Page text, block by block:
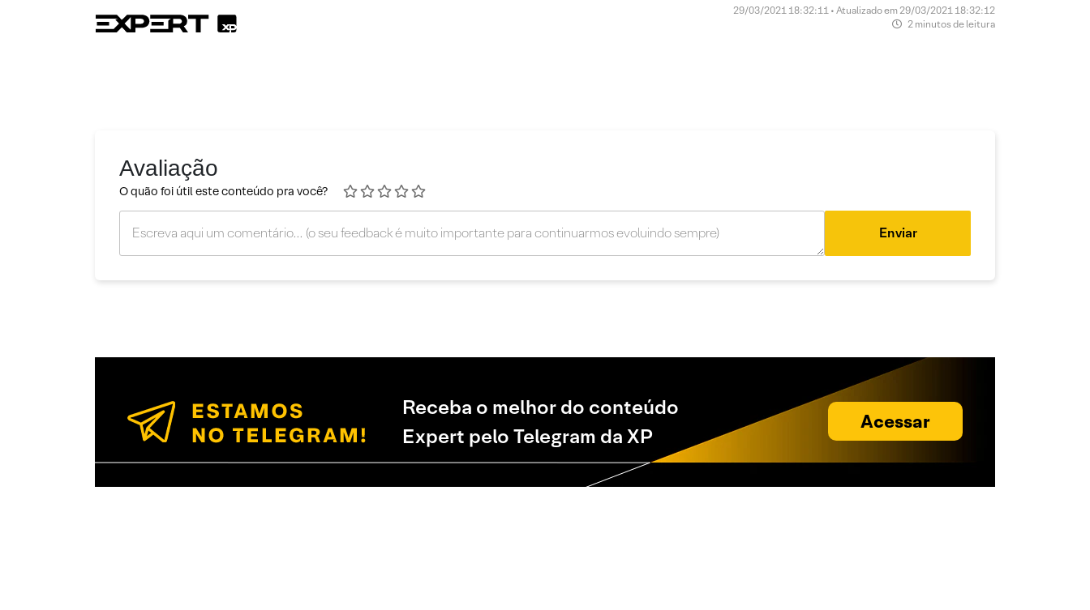
29/03/2021 18:32:11 • Atualizado em 29/03/2021 18:32:12
2 minutos de leitura
Avaliação
O quão foi útil este conteúdo pra você?
Enviar
Receba o melhor do conteúdo
Expert pelo Telegram da XP
Acessar